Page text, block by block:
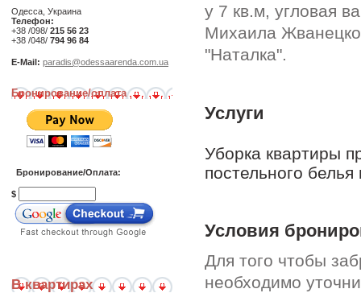
Одесса, Украина
Телефон:
+38 /098/ 215 56 23
+38 /048/ 794 96 84
E-Mail: paradis@odessaarenda.com.ua
Бронирование/оплата
Бронирование/Оплата:
$
В квартирах
у 7 кв.м, угловая
Михаила
"Наталка".
Услуги
Уборка квартиры
постельного
Условия
Для того чтобы
необходимо